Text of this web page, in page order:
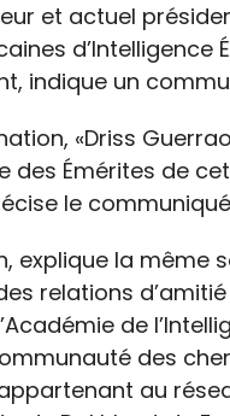
et actuel
d’Intelligence
indique un
«Driss
des Émérites de
le
explique la même
relations
de
des
au